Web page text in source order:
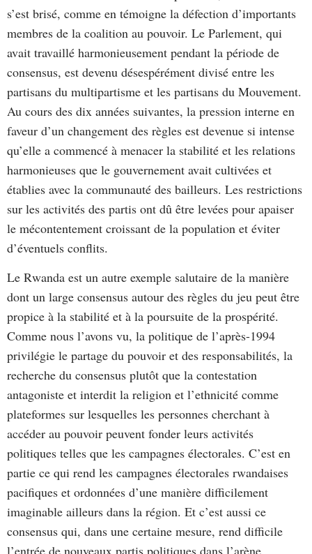
s’est brisé, comme en témoigne la défection d’importants
membres de la coalition au pouvoir. Le Parlement, qui
avait travaillé harmonieusement pendant la période de
consensus, est devenu désespérément divisé entre les
partisans du multipartisme et les partisans du Mouvement.
Au cours des dix années suivantes, la pression interne en
faveur d’un changement des règles est devenue si intense
qu’elle a commencé à menacer la stabilité et les relations
harmonieuses que le gouvernement avait cultivées et
établies avec la communauté des bailleurs. Les restrictions
sur les activités des partis ont dû être levées pour apaiser
le mécontentement croissant de la population et éviter
d’éventuels conflits.
Le Rwanda est un autre exemple salutaire de la manière
dont un large consensus autour des règles du jeu peut être
propice à la stabilité et à la poursuite de la prospérité.
Comme nous l’avons vu, la politique de l’après-1994
privilégie le partage du pouvoir et des responsabilités, la
recherche du consensus plutôt que la contestation
antagoniste et interdit la religion et l’ethnicité comme
plateformes sur lesquelles les personnes cherchant à
accéder au pouvoir peuvent fonder leurs activités
politiques telles que les campagnes électorales. C’est en
partie ce qui rend les campagnes électorales rwandaises
pacifiques et ordonnées d’une manière difficilement
imaginable ailleurs dans la région. Et c’est aussi ce
consensus qui, dans une certaine mesure, rend difficile
l’entrée de nouveaux partis politiques dans l’arène